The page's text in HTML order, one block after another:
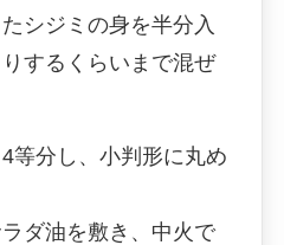
シジミの身を半分入
するくらいまで混ぜ
等分し、小判形に丸め
ダ油を敷き、中火で